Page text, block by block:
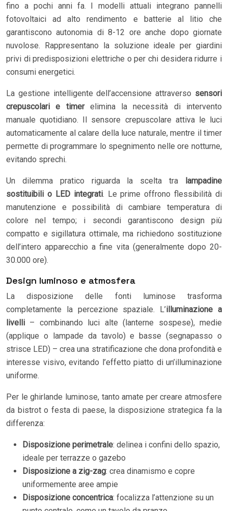
fino a pochi anni fa. I modelli attuali integrano pannelli
fotovoltaici ad alto rendimento e batterie al litio che
garantiscono autonomia di 8-12 ore anche dopo giornate
nuvolose. Rappresentano la soluzione ideale per giardini
privi di predisposizioni elettriche o per chi desidera ridurre i
consumi energetici.
La gestione intelligente dell’accensione attraverso sensori
crepuscolari e timerelimina la necessità di intervento
manuale quotidiano. Il sensore crepuscolare attiva le luci
automaticamente al calare della luce naturale, mentre il timer
permette di programmare lo spegnimento nelle ore notturne,
evitando sprechi.
Un dilemma pratico riguarda la scelta tra
lampadine
sostituibili o LED integrati. Le prime offrono flessibilità di
manutenzione e possibilità di cambiare temperatura di
colore nel tempo; i secondi garantiscono design più
compatto e sigillatura ottimale, ma richiedono sostituzione
dell’intero apparecchio a fine vita (generalmente dopo 20-
30.000 ore).
Design luminoso e atmosfera
La disposizione delle fonti luminose trasforma
completamente la percezione spaziale. L’illuminazione a
livelli – combinando luci alte (lanterne sospese), medie
(applique o lampade da tavolo) e basse (segnapasso o
strisce LED) – crea una stratificazione che dona profondità e
interesse visivo, evitando l’effetto piatto di un’illuminazione
uniforme.
Per le ghirlande luminose, tanto amate per creare atmosfere
da bistrot o festa di paese, la disposizione strategica fa la
differenza:
Disposizione perimetrale: delinea i confini dello spazio,
ideale per terrazze o gazebo
Disposizione a zig-zag: crea dinamismo e copre
uniformemente aree ampie
Disposizione concentrica: focalizza l’attenzione su un